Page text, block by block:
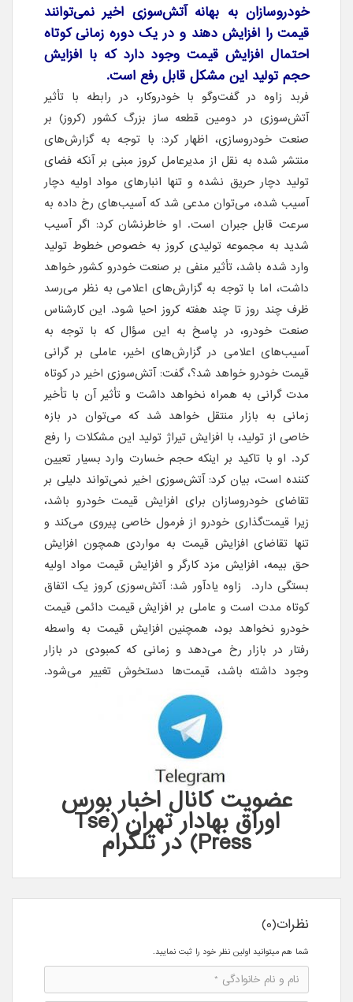
خودروسازان به بهانه آتش‌سوزی اخیر نمی‌توانند
قیمت را افزایش دهند و در یک دوره زمانی کوتاه
احتمال افزایش قیمت وجود دارد که با افزایش
حجم تولید این مشکل قابل رفع است.
فربد زاوه در گفت‌وگو با خودروکار، در رابطه با تأثیر
آتش‌سوزی در دومین قطعه ساز بزرگ کشور (کروز) بر
صنعت خودروسازی، اظهار کرد: با توجه به گزارش‌های
منتشر شده به نقل از مدیرعامل کروز مبنی بر آنکه فضای
تولید دچار حریق نشده و تنها انبارهای مواد اولیه دچار
آسیب شده، می‌توان مدعی شد که آسیب‌های رخ داده به
سرعت قابل جبران است. او خاطرنشان کرد: اگر آسیب
شدید به مجموعه تولیدی کروز به خصوص خطوط تولید
وارد شده باشد، تأثیر منفی بر صنعت خودرو کشور خواهد
داشت، اما با توجه به گزارش‌های اعلامی به نظر می‌رسد
ظرف چند روز تا چند هفته کروز احیا شود. این کارشناس
صنعت خودرو، در پاسخ به این سؤال که با توجه به
آسیب‌های اعلامی در گزارش‌های اخیر، عاملی بر گرانی
قیمت خودرو خواهد شد؟، گفت: آتش‌سوزی اخیر در کوتاه
مدت گرانی به همراه نخواهد داشت و تأثیر آن با تأخیر
زمانی به بازار منتقل خواهد شد که می‌توان در بازه
خاصی از تولید، با افزایش تیراژ تولید این مشکلات را رفع
کرد. او با تاکید بر اینکه حجم خسارت وارد بسیار تعیین
کننده است، بیان کرد: آتش‌سوزی اخیر نمی‌تواند دلیلی بر
تقاضای خودروسازان برای افزایش قیمت خودرو باشد،
زیرا قیمت‌گذاری خودرو از فرمول خاصی پیروی می‌کند و
تنها تقاضای افزایش قیمت به مواردی همچون افزایش
حق بیمه، افزایش مزد کارگر و افزایش قیمت مواد اولیه
بستگی دارد. زاوه یادآور شد: آتش‌سوزی کروز یک اتفاق
کوتاه مدت است و عاملی بر افزایش قیمت دائمی قیمت
خودرو نخواهد بود، همچنین افزایش قیمت به واسطه
رفتار در بازار رخ می‌دهد و زمانی که کمبودی در بازار
وجود داشته باشد، قیمت‌ها دستخوش تغییر می‌شود.
عضویت کانال اخبار بورس
اوراق بهادار تهران (Tse
Press) در تلگرام
نظرات(0)
شما هم میتوانید اولین نظر خود را ثبت نمایید.